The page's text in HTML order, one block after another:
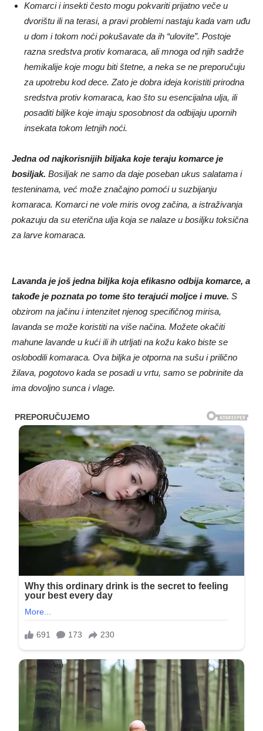
Komarci i insekti često mogu pokvariti prijatno veče u
dvorištu ili na terasi, a pravi problemi nastaju kada vam uđu
u dom i tokom noći pokušavate da ih “ulovite”. Postoje
razna sredstva protiv komaraca, ali mnoga od njih sadrže
hemikalije koje mogu biti štetne, a neka se ne preporučuju
za upotrebu kod dece. Zato je dobra ideja koristiti prirodna
sredstva protiv komaraca, kao što su esencijalna ulja, ili
posaditi biljke koje imaju sposobnost da odbijaju upornih
insekata tokom letnjih noći.
Jedna od najkorisnijih biljaka koje teraju komarce je
bosiljak. Bosiljak ne samo da daje poseban ukus salatama i
testeninama, već može značajno pomoći u suzbijanju
komaraca. Komarci ne vole miris ovog začina, a istraživanja
pokazuju da su eterična ulja koja se nalaze u bosiljku toksična
za larve komaraca.
Lavanda je još jedna biljka koja efikasno odbija komarce, a
takođe je poznata po tome što terajući moljce i muve. S
obzirom na jačinu i intenzitet njenog specifičnog mirisa,
lavanda se može koristiti na više načina. Možete okačiti
mahune lavande u kući ili ih utrljati na kožu kako biste se
oslobodili komaraca. Ova biljka je otporna na sušu i prilično
žilava, pogotovo kada se posadi u vrtu, samo se pobrinite da
ima dovoljno sunca i vlage.